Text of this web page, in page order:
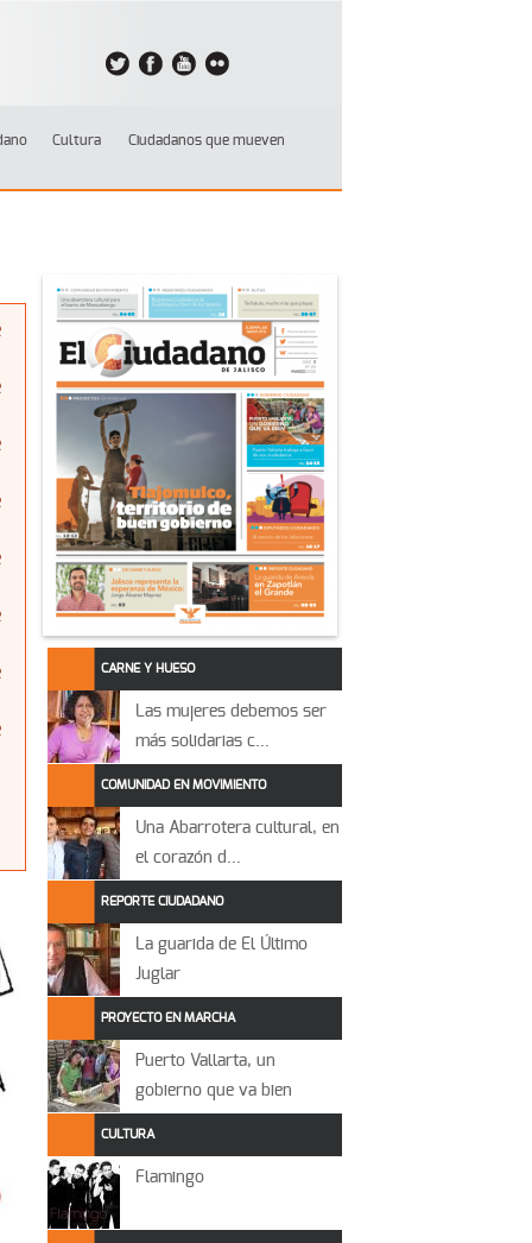
Cultura
Ciudadanos que mueven
CARNE Y HUESO
Las mujeres debemos ser
más solidarias c...
COMUNIDAD EN MOVIMIENTO
Una Abarrotera cultural, en
el corazón d...
REPORTE CIUDADANO
La guarida de El Último
Juglar
PROYECTO EN MARCHA
Puerto Vallarta, un
gobierno que va bien
CULTURA
Flamingo